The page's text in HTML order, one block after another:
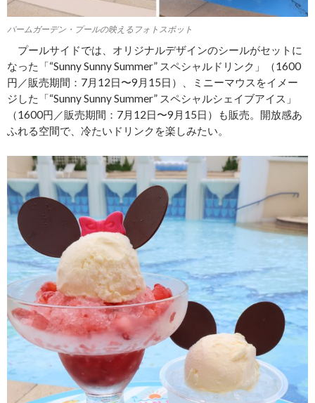
パームガーデン・プールの映えるフォトスポット
プールサイドでは、オリジナルデザインのシールがセットに
なった「“Sunny Sunny Summer” スペシャルドリンク」（1600
円／販売期間：7月12日〜9月15日）、ミニーマウスをイメー
ジした「“Sunny Sunny Summer” スペシャルシェイブアイス」
（1600円／販売期間：7月12日〜9月15日）も販売。開放感あ
ふれる空間で、冷たいドリンクを楽しみたい。